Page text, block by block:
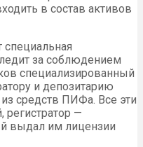
в состав активов
за соблюдением
специализированный
и депозитарию
средств ПИФа. Все эти
регистратор —
выдал им лицензии